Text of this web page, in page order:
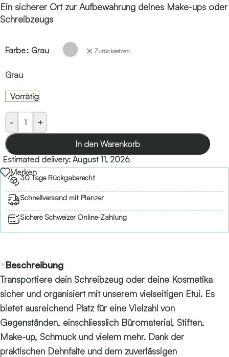
Ein sicherer Ort zur Aufbewahrung deines Make-ups oder
Schreibzeugs
Farbe Grau Zurücksetzen
Grau
Vorrätig
- +
In den Warenkorb
Estimated delivery: August 11, 2026
Merken
30 Tage Rückgaberecht
Schnellversand mit Planzer
Sichere Schweizer Online-Zahlung
Beschreibung
Transportiere dein Schreibzeug oder deine Kosmetika
sicher und organisiert mit unserem vielseitigen Etui. Es
bietet ausreichend Platz für eine Vielzahl von
Gegenständen, einschliesslich Büromaterial, Stiften,
Make-up, Schmuck und vielem mehr. Dank der
praktischen Dehnfalte und dem zuverlässigen